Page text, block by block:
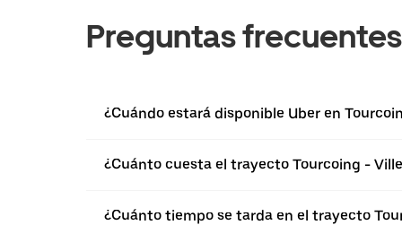
Preguntas frecuentes
¿Cuándo estará disponible Uber en
¿Cuánto cuesta el trayecto Tourcoing -
¿Cuánto tiempo se tarda en el trayecto